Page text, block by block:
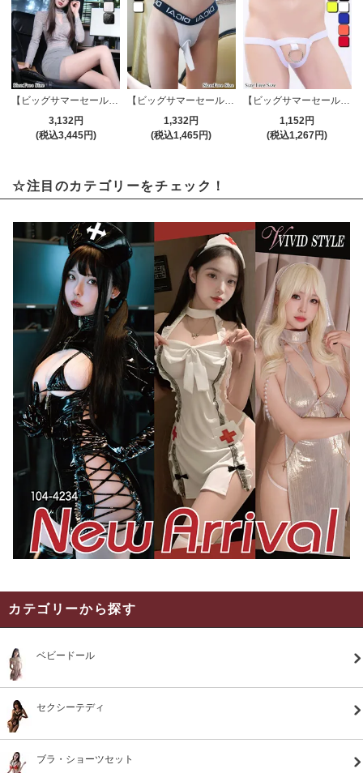
3,132円
(税込3,445円)
【ビッグサマーセール対象品】メンズショーツ(MEN'S SHORTS) 0001
1,332円
(税込1,465円)
【ビッグサマーセール対象品】メンズショーツ(MEN'S SHORTS) 0025
1,152円
(税込1,267円)
☆注目のカテゴリーをチェック！
カテゴリーから探す
ベビードール
セクシーテディ
ブラ・ショーツセット